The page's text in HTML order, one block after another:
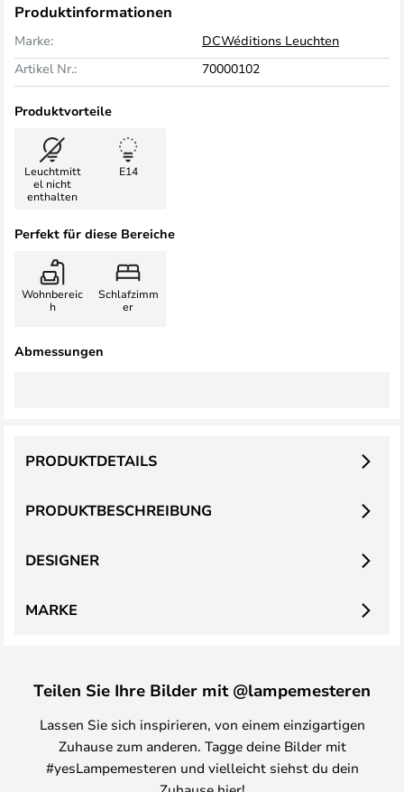
Produktinformationen
Marke:
DCWéditions Leuchten
Artikel Nr.:
70000102
Produktvorteile
Leuchtmitt
el nicht
enthalten
E14
Perfekt für diese Bereiche
Wohnbereic
h
Schlafzimm
er
Abmessungen
PRODUKTBESCHREIBUNG
PRODUKTDETAILS
DESIGNER
MARKE
Teilen Sie Ihre Bilder mit @lampemesteren
Lassen Sie sich inspirieren, von einem einzigartigen
Zuhause zum anderen. Tagge deine Bilder mit
#yesLampemesteren und vielleicht siehst du dein